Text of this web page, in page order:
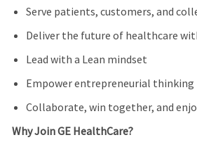
Serve patients, customers, and
Deliver the future of healthcare
Lead with a Lean mindset
Empower entrepreneurial thinking
Collaborate, win together, and
Why Join GE HealthCare?